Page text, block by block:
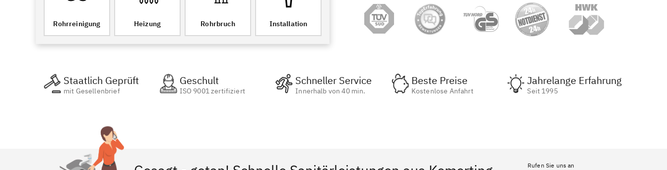
Rohrreinigung Heizung Rohrbruch Installation
Staatlich Geprüft
mit Gesellenbrief
Geschult
ISO 9001 zertifiziert
Schneller Service
Innerhalb von 40 min.
Beste Preise
Kostenlose Anfahrt
Jahrelange Erfahrung
Seit 1995
Rufen Sie uns an